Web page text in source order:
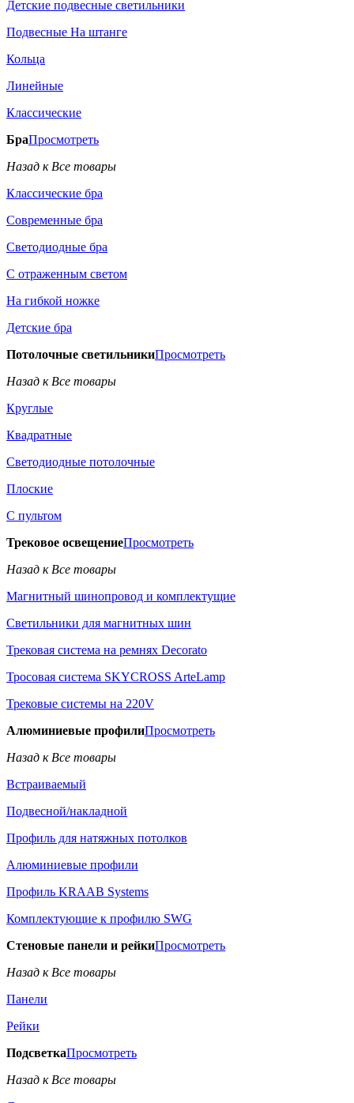
Детские подвесные светильники
Подвесные На штанге
Кольца
Линейные
Классические
БраПросмотреть
Назад к Все товары
Классические бра
Современные бра
Светодиодные бра
С отраженным светом
На гибкой ножке
Детские бра
Потолочные светильникиПросмотреть
Назад к Все товары
Круглые
Квадратные
Светодиодные потолочные
Плоские
С пультом
Трековое освещениеПросмотреть
Назад к Все товары
Магнитный шинопровод и комплектущие
Светильники для магнитных шин
Трековая система на ремнях Decorato
Тросовая система SKYCROSS ArteLamp
Трековые системы на 220V
Алюминиевые профилиПросмотреть
Назад к Все товары
Встраиваемый
Подвесной/накладной
Профиль для натяжных потолков
Алюминиевые профили
Профиль KRAAB Systems
Комплектующие к профилю SWG
Стеновые панели и рейкиПросмотреть
Назад к Все товары
Панели
Рейки
ПодсветкаПросмотреть
Назад к Все товары